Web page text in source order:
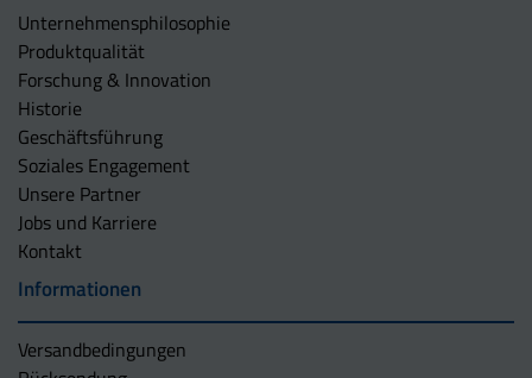
Unternehmens­philosophie
Produktqualität
Forschung & Innovation
Historie
Geschäftsführung
Soziales Engagement
Unsere Partner
Jobs und Karriere
Kontakt
Informationen
Versandbedingungen